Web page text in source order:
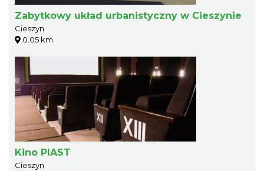
Zabytkowy układ urbanistyczny w Cieszynie
Cieszyn
0.05 km
Kino PIAST
Cieszyn